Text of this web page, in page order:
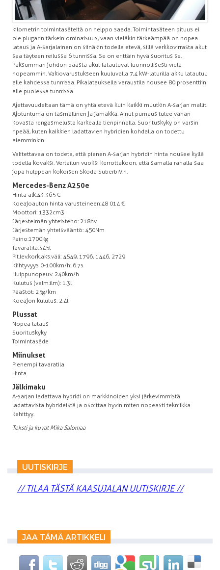
kilometrin toimintasäteitä on helppo saada. Toimintasäteen pituus ei
ole plugarin tärkein ominaisuus, vaan vieläkin tärkeämpää on nopea
lataus ja A-sarjalainen on siinäkin todella etevä, sillä verkkovirrasta akut
saa täyteen reilussa 6 tunnissa. Se on erittäin hyvä suoritus se.
Paksumman johdon päästä akut latautuvat luonnollisesti vielä
nopeammin. Vakiovarustukseen kuuluvalla 7,4 kW-laturilla akku latautuu
alle kahdessa tunnissa. Pikalatauksella varaustila nousee 80 prosenttiin
alle puolessa tunnissa.
Ajettavuudeltaan tämä on yhtä etevä kuin kaikki muutkin A-sarjan mallit.
Ajotuntuma on täsmällinen ja jämäkkä. Ainut purnaus tulee vähän
kovasta rengasmelusta karkealla tienpinnalla. Suorituskyky on varsin
ripeää, kuten kaikkien ladattavien hybridien kohdalla on todettu
aiemminkin.
Valitettavaa on todeta, että pienen A-sarjan hybridin hinta nousee kyllä
todella kovaksi. Vertailun vuoksi kerrottakoon, että samalla rahalla saa
jopa hulppean kokoisen Skoda Suberb iV:n.
Mercedes-Benz A250e
Hinta alk: 43 365 €
Koeajoauton hinta varusteineen: 48 014 €
Moottori: 1332cm3
Järjestelmän yhteisteho: 218hv
Järjestemän yhteisvääntö: 450Nm
Paino: 1700kg
Tavaratila: 345l
Pit.lev.kork.aks.väli: 4549, 1796, 1446, 2729
Kiihtyvyys 0-100km/h: 6.7s
Huippunopeus: 240km/h
Kulutus (valm.ilm): 1.3l
Päästöt: 25g/km
Koeajon kulutus: 2.4l
Plussat
Nopea lataus
Suorituskyky
Toimintasäde
Miinukset
Pienempi tavaratila
Hinta
Jälkimaku
A-sarjan ladattava hybridi on markkinoiden yksi järkevimmistä
ladattavista hybrideistä ja osoittaa hyvin miten nopeasti tekniikka
kehittyy.
Teksti ja kuvat Mika Salomaa
UUTISKIRJE
// TILAA TÄSTÄ KAASUJALAN UUTISKIRJE //
JAA TÄMÄ ARTIKKELI